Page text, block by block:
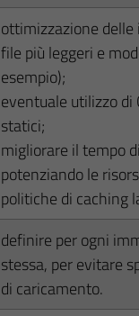
ottimizzazione
file più leggeri e
esempio);
eventuale utilizzo di
statici;
migliorare il tempo
potenziando le
politiche di caching
definire per ogni
stessa, per evitare
di caricamento.